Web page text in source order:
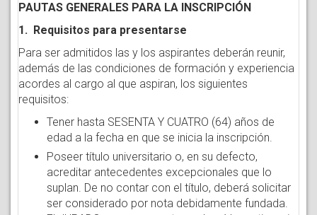
PAUTAS GENERALES PARA LA INSCRIPCIÓN
1. Requisitos para presentarse
Para ser admitidos las y los aspirantes deberán reunir,
además de las condiciones de formación y experiencia
acordes al cargo al que aspiran, los siguientes
requisitos:
Tener hasta SESENTA Y CUATRO (64) años de
edad a la fecha en que se inicia la inscripción.
Poseer título universitario o, en su defecto,
acreditar antecedentes excepcionales que lo
suplan. De no contar con el título, deberá solicitar
ser considerado por nota debidamente fundada.